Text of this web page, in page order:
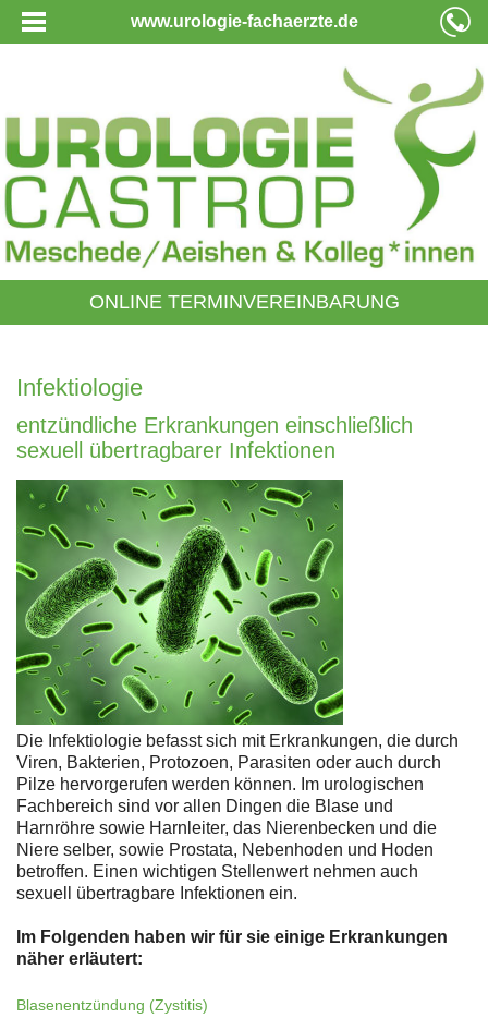
www.urologie-fachaerzte.de
ONLINE TERMINVEREINBARUNG
Infektiologie
entzündliche Erkrankungen einschließlich
sexuell übertragbarer Infektionen
Die Infektiologie befasst sich mit Erkrankungen, die durch
Viren, Bakterien, Protozoen, Parasiten oder auch durch
Pilze hervorgerufen werden können. Im urologischen
Fachbereich sind vor allen Dingen die Blase und
Harnröhre sowie Harnleiter, das Nierenbecken und die
Niere selber, sowie Prostata, Nebenhoden und Hoden
betroffen. Einen wichtigen Stellenwert nehmen auch
sexuell übertragbare Infektionen ein.
Im Folgenden haben wir für sie einige Erkrankungen
näher erläutert:
Blasenentzündung (Zystitis)